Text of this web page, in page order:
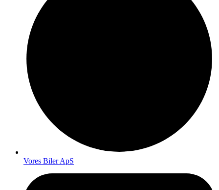
Vores Biler ApS